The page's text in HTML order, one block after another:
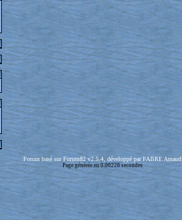
Forum basé sur Forum82 v2.5.4, développé par FABRE Arnaud
Page générée en 0.00228 secondes